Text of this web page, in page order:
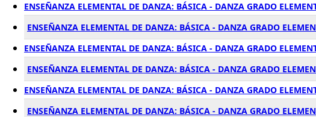
ENSEÑANZA ELEMENTAL DE DANZA: BÁSICA - DANZA GRADO
ENSEÑANZA ELEMENTAL DE DANZA: BÁSICA - DANZA GRADO
ENSEÑANZA ELEMENTAL DE DANZA: BÁSICA - DANZA GRADO
ENSEÑANZA ELEMENTAL DE DANZA: BÁSICA - DANZA GRADO
ENSEÑANZA ELEMENTAL DE DANZA: BÁSICA - DANZA GRADO
ENSEÑANZA ELEMENTAL DE DANZA: BÁSICA - DANZA GRADO